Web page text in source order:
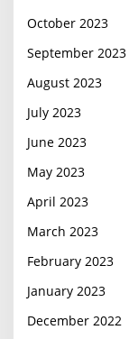
October 2023
September 2023
August 2023
July 2023
June 2023
May 2023
April 2023
March 2023
February 2023
January 2023
December 2022